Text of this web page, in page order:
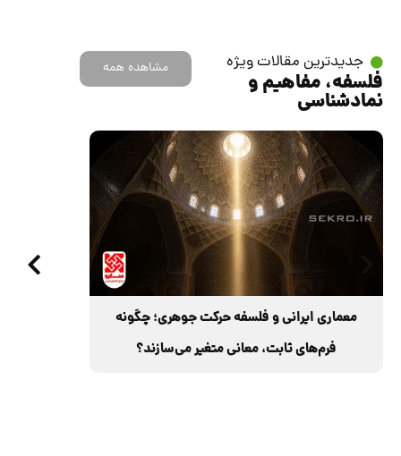
جدیدترین مقالات ویژه
فلسفه، مفاهیم و
نمادشناسی
مشاهده همه
معماری ایرانی و فلسفه حرکت جوهری؛ چگونه
فرم‌های ثابت، معانی متغیر می‌سازند؟